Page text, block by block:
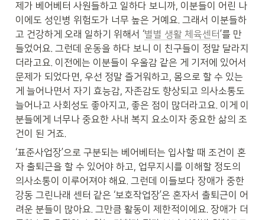
제가 베어베터 사원들하고 일하다 보니까, 이분들이 어린 나
이에도 성인병 위험도가 너무 높은 거예요. 그래서 이분들하
고 건강하게 오래 일하기 위해서 ‘별별 생활 체육센터’를 만
들었어요. 그런데 운동을 하다 보니 이 친구들이 정말 달라지
더라고요. 이전에는 이분들이 우울감 같은 게 기저에 있어서
문제가 되었다면, 우선 정말 즐거워하고, 몸으로 할 수 있는
게 늘어나면서 자기 효능감, 자존감도 향상되고 의사소통도
늘어나고 사회성도 좋아지고, 좋은 점이 많더라고요. 이게 이
분들에게 너무나 중요한 사내 복지 요소이자 중요한 삶의 조
건이 된 거죠.
‘표준사업장’으로 구분되는 베어베터는 입사할 때 조건이 혼
자 출퇴근을 할 수 있어야 하고, 업무지시를 이해할 정도의
의사소통이 이루어져야 해요. 그런데 이들보다 장애가 중한
강동 그린나래 센터 같은 ‘보호작업장’은 혼자서 출퇴근이 어
려운 분들이 많아요. 그만큼 활동이 제한적이에요. 장애가 더